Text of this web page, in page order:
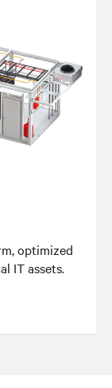
optimized
IT assets.